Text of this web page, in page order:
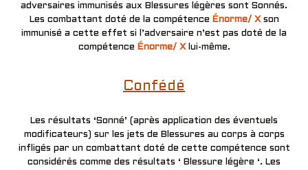
adversaires immunisés aux Blessures légères sont Sonnés.
Les combattant doté de la compétence Énorme/ Xson
immunisé a cette effet si l’adversaire n’est pas doté de la
compétence Énorme/ Xlui-même.
Confédé
Les résultats ‘Sonné’ (après application des éventuels
modificateurs) sur les jets de Blessures au corps à corps
infligés par un combattant doté de cette compétence sont
considérés comme des résultats ‘ Blessure légère ‘. Les